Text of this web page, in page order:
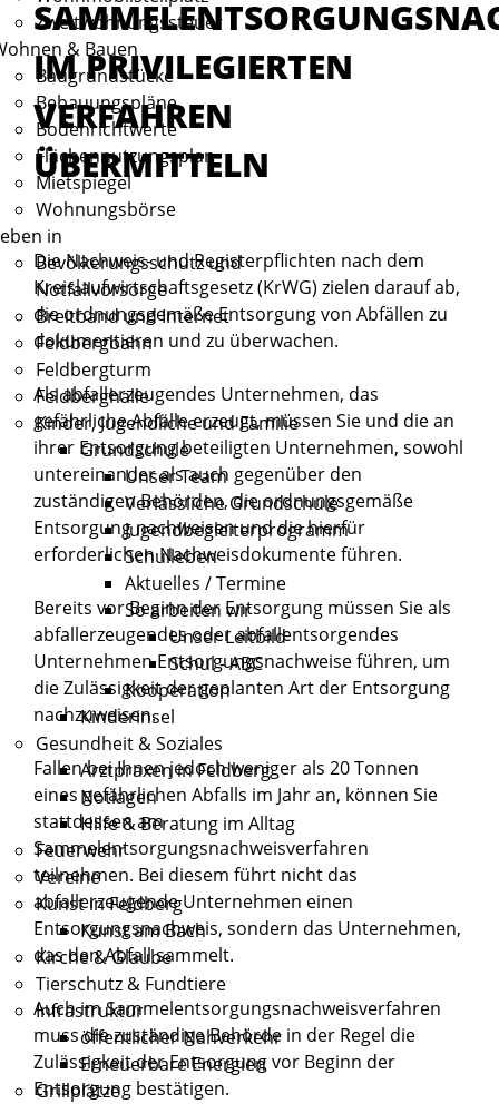
Zweitwohnungssteuer
& Bauen
Baugrundstücke
Bebauungspläne
Bodenrichtwerte
Flächennutzungsplan
Mietspiegel
Wohnungsbörse
in
Bevölkerungsschutz und
Notfallvorsorge
Breitband und Internet
Feldbergbahn
Feldbergturm
Feldberghalle
Kinder, Jugendliche und Familie
Grundschule
Unser Team
Verlässliche Grundschule
Jugendbegleiterprogramm
Schulleben
Aktuelles / Termine
So arbeiten wir
Unser Leitbild
Schul - ABC
Kooperation
Kinderinsel
Gesundheit & Soziales
Arztpraxen in Feldberg
Notlagen
Hilfe & Beratung im Alltag
Feuerwehr
Vereine
Kunst in Feldberg
Kunst am Bach
Kirche & Glaube
Tierschutz & Fundtiere
Infrastruktur
öffentlicher Nahverkehr
Erneuerbare Energien
Grillplätze
IM PRIVILEGIERTEN
VERFAHREN
ÜBERMITTELN
Die Nachweis- und Registerpflichten nach dem
Kreislaufwirtschaftsgesetz (KrWG) zielen darauf ab,
die ordnungsgemäße Entsorgung von Abfällen zu
dokumentieren und zu überwachen.
Als abfallerzeugendes Unternehmen, das
gefährliche Abfälle erzeugt, müssen Sie und die an
ihrer Entsorgung beteiligten Unternehmen, sowohl
untereinander als auch gegenüber den
zuständigen Behörden, die ordnungsgemäße
Entsorgung nachweisen und die hierfür
erforderlichen Nachweisdokumente führen.
Bereits vor Beginn der Entsorgung müssen Sie als
abfallerzeugendes oder abfallentsorgendes
Unternehmen Entsorgungsnachweise führen, um
die Zulässigkeit der geplanten Art der Entsorgung
nachzuweisen.
Fallen bei Ihnen jedoch weniger als 20 Tonnen
eines gefährlichen Abfalls im Jahr an, können Sie
stattdessen am
Sammelentsorgungsnachweisverfahren
teilnehmen. Bei diesem führt nicht das
abfallerzeugende Unternehmen einen
Entsorgungsnachweis, sondern das Unternehmen,
das den Abfall sammelt.
Auch im Sammelentsorgungsnachweisverfahren
muss die zuständige Behörde in der Regel die
Zulässigkeit der Entsorgung vor Beginn der
Entsorgung bestätigen.